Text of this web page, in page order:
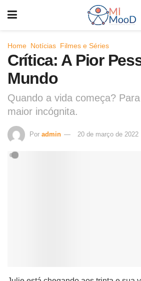
Home Notícias Filmes e Séries
Crítica: A Pior
Mundo
Quando a vida começa?
maior incógnita.
Por admin 20 de março de 2022